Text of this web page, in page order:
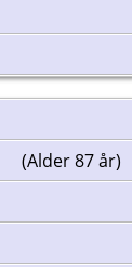
(Alder 87 år)